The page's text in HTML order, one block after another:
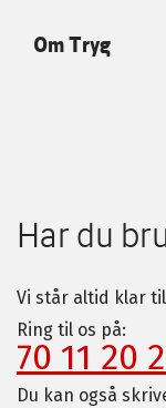
Om Tryg
Har du
Vi står altid klar
Ring til os på:
70 11 20
Du kan også